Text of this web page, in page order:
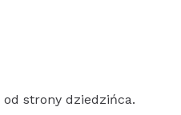
strony dziedzińca.